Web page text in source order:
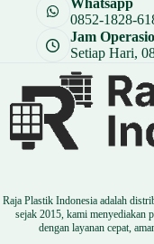
0852-1828-
Jam
Setiap Hari,
Raja Plastik Indonesia adalah
sejak 2015, kami menyediakan
dengan layanan cepat,